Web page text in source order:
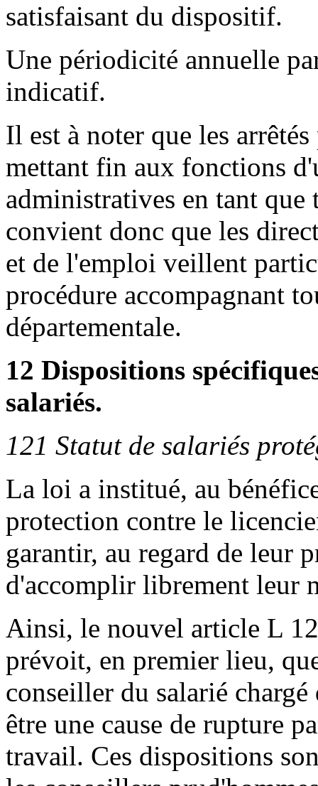
satisfaisant du dispositif.
Une périodicité annuelle
indicatif.
Il est à noter que les
mettant fin aux fonctions
administratives en tant que
convient donc que les
et de l'emploi veillent
procédure accompagnant
départementale.
12 Dispositions
salariés.
121 Statut de salariés
La loi a institué, au
protection contre le
garantir, au regard de leur
d'accomplir librement leur
Ainsi, le nouvel article L
prévoit, en premier lieu,
conseiller du salarié
être une cause de rupture
travail. Ces dispositions